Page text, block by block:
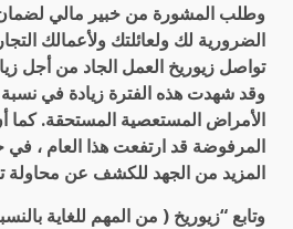
وطلب المشورة من خبير مالي
الضرورية لك ولعائلتك ولأعمالك
تواصل زيوريخ العمل الجاد من أجل
وقد شهدت هذه الفترة زيادة في
الأمراض المستعصية المستحقة. كما
المرفوضة قد ارتفعت هذا العام ،
المزيد من الجهد للكشف عن محاولة
وتابع “زيوريخ ( من المهم للغاية